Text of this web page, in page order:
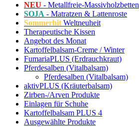
NEU - Metallfreie-Massivholzbetten
SOJA - Matratzen & Lattenroste
Sommerhit Weltneuheit
Therapeutische Kissen
Angebot des Monat
Kartoffelbalsam-Creme / Winter
FumariaPLUS (Erdrauchkraut)
Pferdesalben (Vitalbalsam)
Pferdesalben (Vitalbalsam)
aktivPLUS (Kräuterbalsam)
Zirben-/Arven Produkte
Einlagen für Schuhe
Kartoffelbalsam PLUS 4
Ausgewählte Produkte